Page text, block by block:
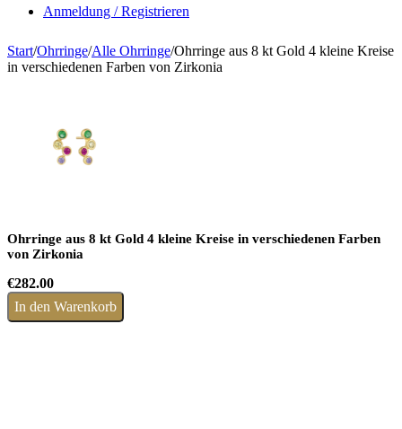
Anmeldung / Registrieren
Start/Ohrringe/Alle Ohrringe/Ohrringe aus 8 kt Gold 4 kleine Kreise
in verschiedenen Farben von Zirkonia
Ohrringe aus 8 kt Gold 4 kleine Kreise in verschiedenen Farben
von Zirkonia
€282.00
In den Warenkorb